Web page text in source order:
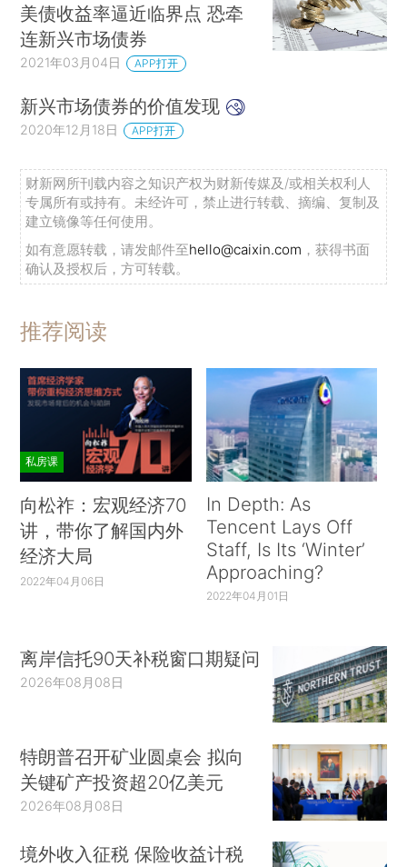
美债收益率逼近临界点 恐牵
连新兴市场债券
2021年03月04日 APP打开
新兴市场债券的价值发现
2020年12月18日 APP打开
财新网所刊载内容之知识产权为财新传媒及/或相关权利人
专属所有或持有。未经许可，禁止进行转载、摘编、复制及
建立镜像等任何使用。
如有意愿转载，请发邮件至hello@caixin.com ，获得书面
确认及授权后，方可转载。
推荐阅读
私房课
向松祚：宏观经济70
讲，带你了解国内外
经济大局
2022年04月06日
In Depth: As
Tencent Lays Off
Staff, Is Its ‘Winter’
Approaching?
2022年04月01日
离岸信托90天补税窗口期疑问
2026年08月08日
特朗普召开矿业圆桌会 拟向
关键矿产投资超20亿美元
2026年08月08日
境外收入征税 保险收益计税